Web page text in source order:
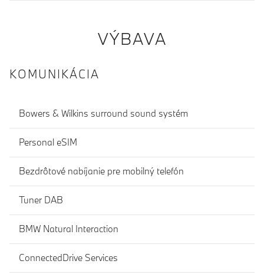
VÝBAVA
KOMUNIKÁCIA
Bowers & Wilkins surround sound systém
Personal eSIM
Bezdrôtové nabíjanie pre mobilný telefón
Tuner DAB
BMW Natural Interaction
ConnectedDrive Services